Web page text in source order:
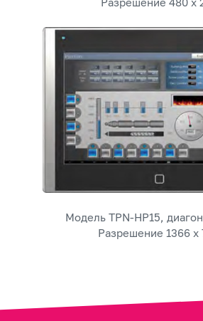
Модель TPN-HP15,
Разрешение 1366 x